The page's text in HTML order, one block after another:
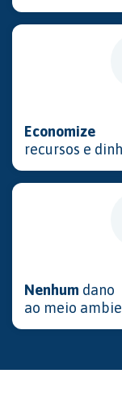
Economize
recursos e
Nenhum dano
ao meio